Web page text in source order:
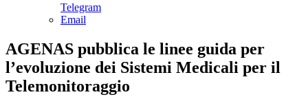
Telegram
Email
AGENAS pubblica le linee guida per
l’evoluzione dei Sistemi Medicali per il
Telemonitoraggio